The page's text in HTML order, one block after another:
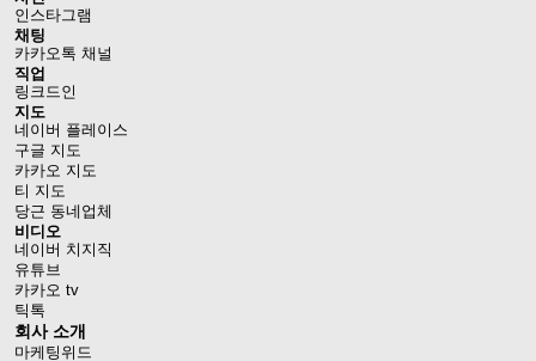
인스타그램
채팅
카카오톡 채널
직업
링크드인
지도
네이버 플레이스
구글 지도
카카오 지도
티 지도
당근 동네업체
비디오
네이버 치지직
유튜브
카카오 tv
틱톡
회사 소개
마케팅위드